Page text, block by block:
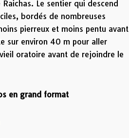
Le sentier qui descend
bordés de nombreuses
pierreux et moins pentu avant
sur environ 40 m pour aller
oratoire avant de rejoindre le
en grand format